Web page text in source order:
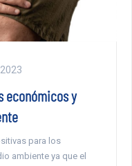
económicos y
para los
ambiente ya que el